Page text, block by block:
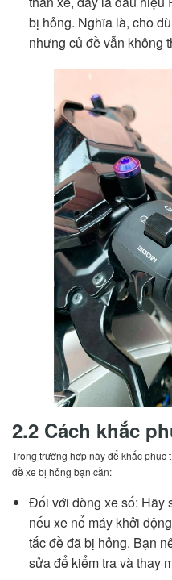
bị hỏng. Nghĩa là, cho
nhưng củ đề vẫn không
2.2 Cách khắc
Trong trường hợp này để khắc phục
đề xe bị hỏng bạn cần:
Đối với dòng xe số: Hãy
nếu xe nổ máy khởi
tắc đề đã bị hỏng. Bạn
sửa để kiểm tra và thay